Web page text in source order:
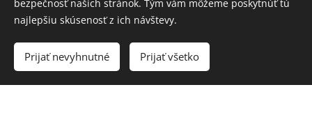
Akvamare
© 2022 Všetky práva vyhradené
Vytvorené službou Webnode Cookies
bezpečnosť našich stránok. Tým vám môžeme poskytnúť tú
najlepšiu skúsenosť z ich návštevy.
Prijať nevyhnutné Prijať všetko